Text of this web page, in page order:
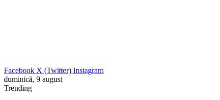
Facebook X (Twitter) Instagram
duminică, 9 august
Trending